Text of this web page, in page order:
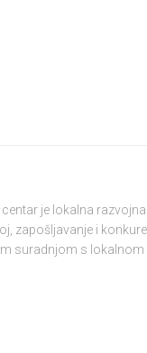
je lokalna
zapošljavanje i
suradnjom s